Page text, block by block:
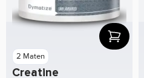
2 Maten
Creatine